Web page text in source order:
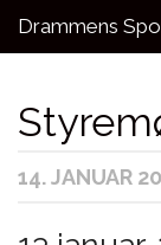
Drammens
Aktivitetsgrupper
Utleie
Bli medlem!
14. JANUAR